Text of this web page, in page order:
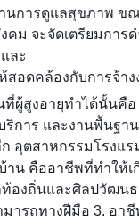
นการดูแลสุขภาพ ข
คม จะจัดเตรียมการ
ละ
สอดคล้องกับการจ้าง
ที่ผู้สูงอายุทำได้นั้นคื
ริการ และงานพื้นฐา
อุตสาหกรรมโรงแ
าน คืออาชีพที่ทำให้เ
องถิ่นและศิลปวัฒนธ
ารถทางฝีมือ 3. อา